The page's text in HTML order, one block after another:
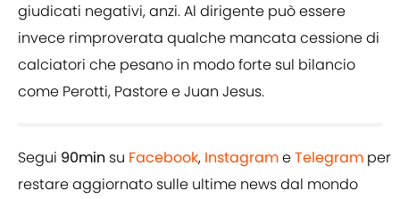
giudicati negativi, anzi. Al dirigente può essere
invece rimproverata qualche mancata cessione di
calciatori che pesano in modo forte sul bilancio
come Perotti, Pastore e Juan Jesus.
Segui 90min su Facebook, InstagrameTelegram per
restare aggiornato sulle ultime news dal mondo